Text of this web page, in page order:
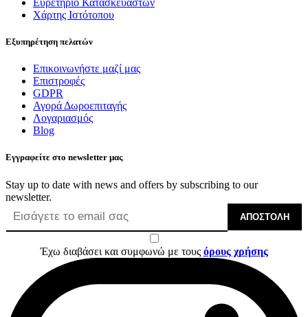
Ευρετήριο Κατασκευαστών
Χάρτης Ιστότοπου
Εξυπηρέτηση πελατών
Επικοινωνήστε μαζί μας
Επιστροφές
GDPR
Αγορά Δωροεπιταγής
Λογαριασμός
Blog
Εγγραφείτε στο newsletter μας
Stay up to date with news and offers by subscribing to our
newsletter.
ΑΠΟΣΤΟΛΉ
Έχω διαβάσει και συμφωνώ με τους όρους χρήσης